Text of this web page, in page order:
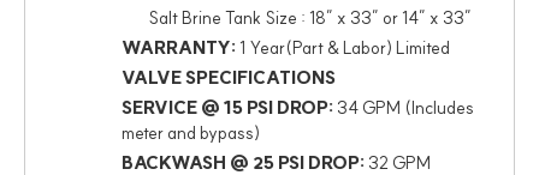
Salt Brine Tank Size : 18” x 33” or 14” x 33”
WARRANTY: 1 Year(Part & Labor) Limited
VALVE SPECIFICATIONS
SERVICE @ 15 PSI DROP: 34 GPM (Includes
meter and bypass)
BACKWASH @ 25 PSI DROP: 32 GPM